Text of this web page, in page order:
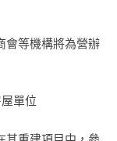
等機構將為營辦
單位